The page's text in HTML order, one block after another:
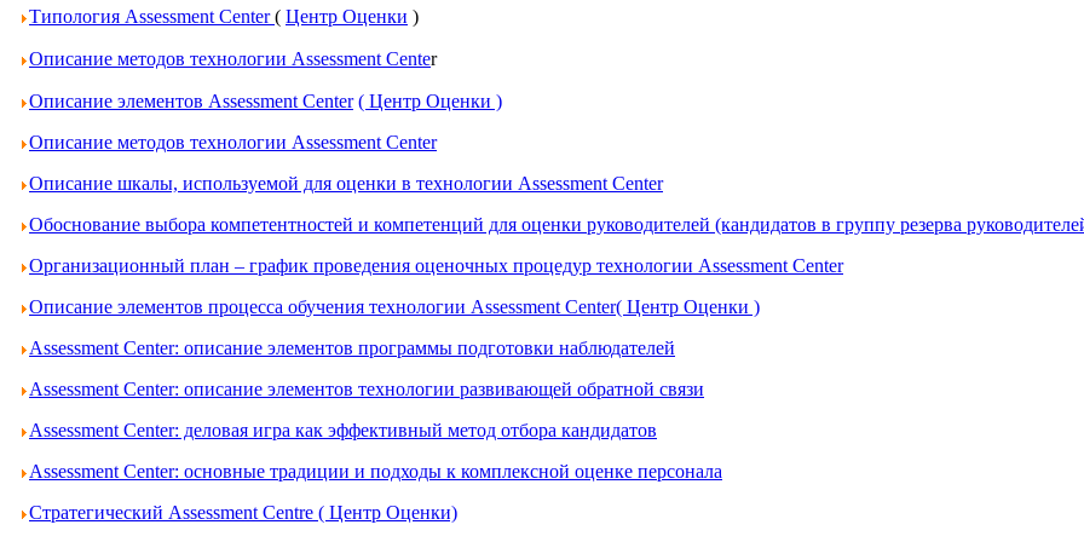
Типология Assessment Center( Центр Оценки )
Описание методов технологии Assessment Center
Описание элементов Assessment Center ( Центр Оценки )
Описание методов технологии Assessment Center
Описание шкалы, используемой для оценки в технологии Assessment Center
Обоснование выбора компетентностей и компетенций для оценки руководителей (кандидатов в группу резерва
Организационный план – график проведения оценочных процедур технологии Assessment Center
Описание элементов процесса обучения технологии Assessment Center( Центр Оценки )
Assessment Center: описание элементов программы подготовки наблюдателей
Assessment Center: описание элементов технологии развивающей обратной связи
Assessment Center: деловая игра как эффективный метод отбора кандидатов
Assessment Center: основные традиции и подходы к комплексной оценке персонала
Стратегический Assessment Centre ( Центр Оценки)